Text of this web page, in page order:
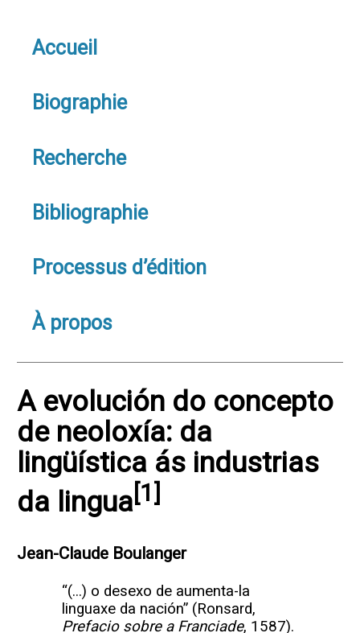
Accueil
Biographie
Recherche
Bibliographie
Processus d’édition
À propos
A evolución do concepto
de neoloxía: da
lingüística ás industrias
da lingua [1]
Jean-Claude Boulanger
“(...) o desexo de aumenta-la
linguaxe da nación” (Ronsard,
Prefacio sobre a Franciade, 1587).